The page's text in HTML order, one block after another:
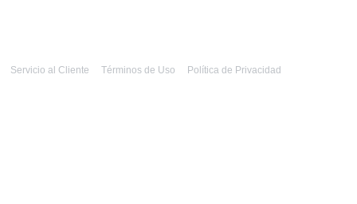
Servicio al Cliente Términos de Uso Política de Privacidad